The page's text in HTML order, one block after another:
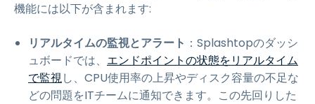
機能には以下が含まれます:
リアルタイムの監視とアラート ：Splashtopのダッシ
ュボードでは、 エンドポイントの状態をリアルタイム
で監視し、CPU使用率の上昇やディスク容量の不足な
どの問題をITチームに通知できます。この先回りした